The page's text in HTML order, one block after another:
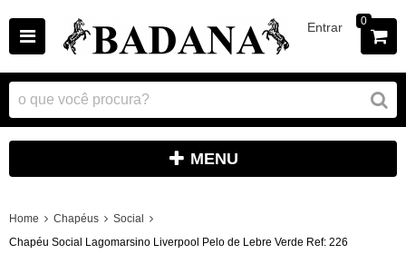
Entrar 0
MENU
Home Chapéus
Social
Chapéu Social Lagomarsino Liverpool Pelo de Lebre Verde Ref: 226